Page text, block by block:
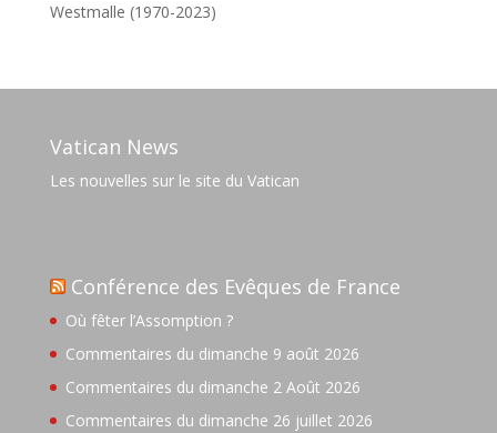
Westmalle (1970-2023)
Vatican News
Les nouvelles sur le site du Vatican
Conférence des Evêques de France
Où fêter l’Assomption ?
Commentaires du dimanche 9 août 2026
Commentaires du dimanche 2 Août 2026
Commentaires du dimanche 26 juillet 2026